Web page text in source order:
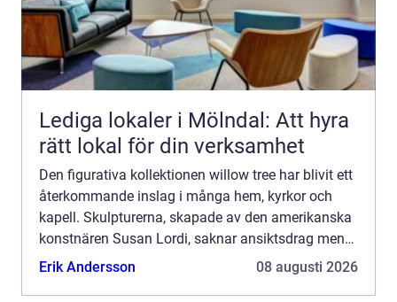
Lediga lokaler i Mölndal: Att hyra
rätt lokal för din verksamhet
Den figurativa kollektionen willow tree har blivit ett
återkommande inslag i många hem, kyrkor och
kapell. Skulpturerna, skapade av den amerikanska
konstnären Susan Lordi, saknar ansiktsdrag men
upplevs ändå djupt personliga. Hemligheten ligger
Erik Andersson 08 augusti 2026